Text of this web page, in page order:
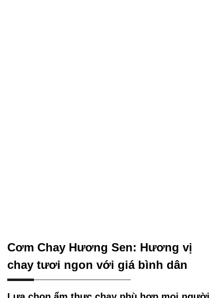
Cơm Chay Hương Sen: Hương vị
chay tươi ngon với giá bình dân